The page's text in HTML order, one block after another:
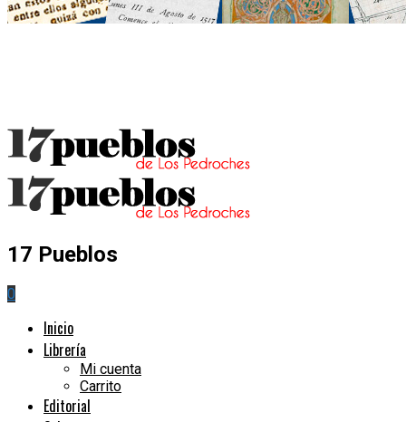
17 Pueblos
0
Inicio
Librería
Mi cuenta
Carrito
Editorial